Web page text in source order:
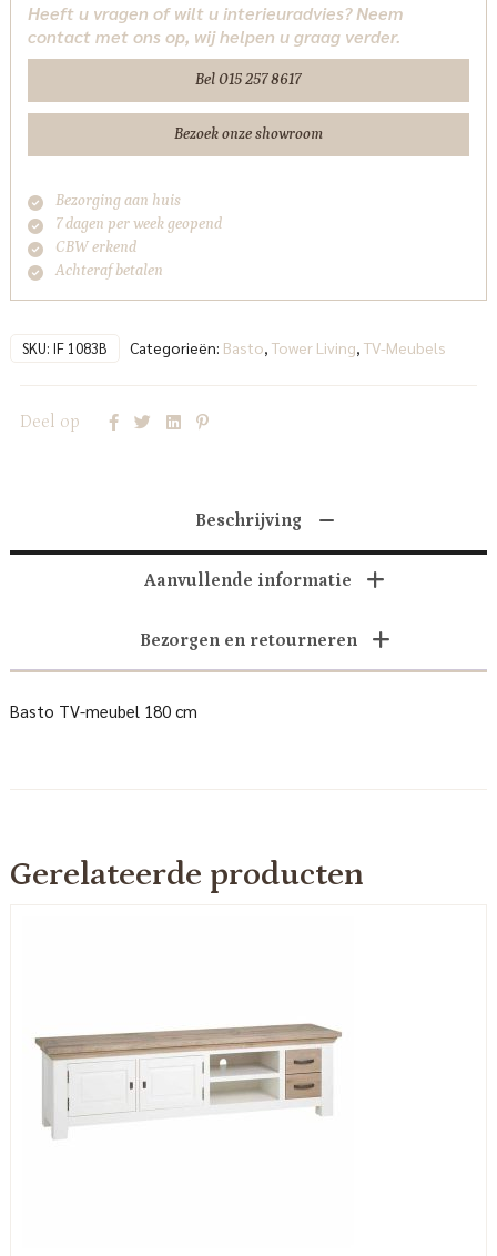
cm
Tower
aantal
Heeft u vragen of wilt u interieuradvies? Neem
contact met ons op, wij helpen u graag verder.
Bel 015 257 8617
Bezoek onze showroom
Bezorging aan huis
7 dagen per week geopend
CBW erkend
Achteraf betalen
SKU: IF 1083B Categorieën: Basto, Tower Living, TV-Meubels
Deel op
Beschrijving
Aanvullende informatie
Bezorgen en retourneren
Basto TV-meubel 180 cm
Gerelateerde producten